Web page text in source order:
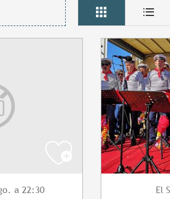
a 22:30 El